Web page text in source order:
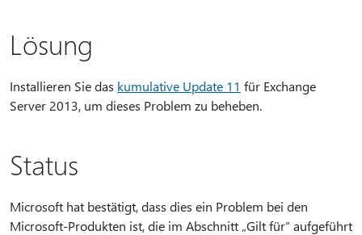
Lösung
Installieren Sie das kumulative Update 11 für Exchange
Server 2013, um dieses Problem zu beheben.
Status
Microsoft hat bestätigt, dass dies ein Problem bei den
Microsoft-Produkten ist, die im Abschnitt „Gilt für“ aufgeführt